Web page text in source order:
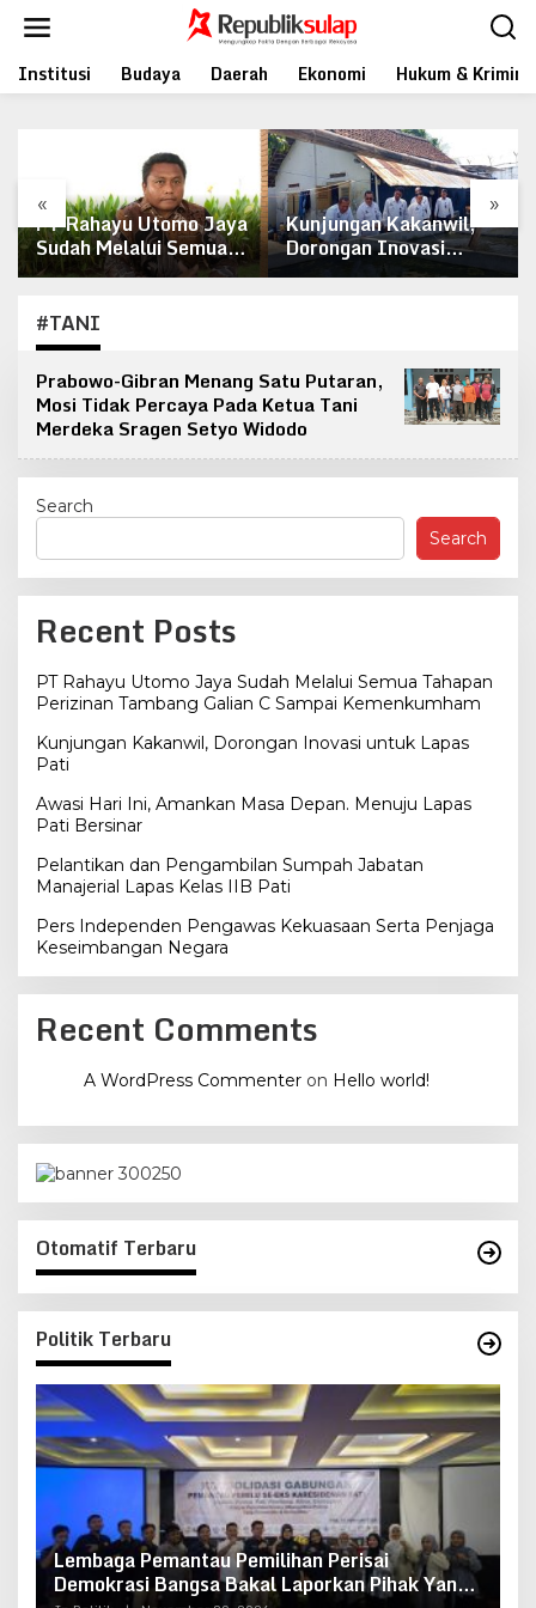
Institusi Budaya Daerah Ekonomi Hukum &
« »
PT Rahayu Utomo Jaya
Sudah Melalui Semua
Tahapan Perizinan
Sampai Kemenkumham
Kunjungan Kakanwil,
Dorongan Inovasi
untuk Lapas Pati
#TANI
Prabowo-Gibran Menang Satu Putaran,
Mosi Tidak Percaya Pada Ketua Tani
Merdeka Sragen Setyo Widodo
Search
Search
Recent Posts
PT Rahayu Utomo Jaya Sudah Melalui Semua Tahapan
Perizinan Tambang Galian C Sampai Kemenkumham
Kunjungan Kakanwil, Dorongan Inovasi untuk Lapas
Pati
Awasi Hari Ini, Amankan Masa Depan. Menuju Lapas
Pati Bersinar
Pelantikan dan Pengambilan Sumpah Jabatan
Manajerial Lapas Kelas IIB Pati
Pers Independen Pengawas Kekuasaan Serta Penjaga
Keseimbangan Negara
Recent Comments
A WordPress Commenter on Hello world!
Otomatif Terbaru
Politik Terbaru
Lembaga Pemantau Pemilihan Perisai
Demokrasi Bangsa Bakal Laporkan Pihak Yang